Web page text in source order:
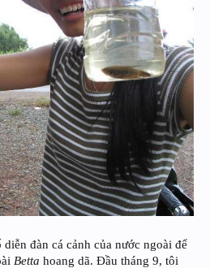
đàn cá cảnh của nước ngoài để
Betta hoang dã. Đầu tháng 9, tôi